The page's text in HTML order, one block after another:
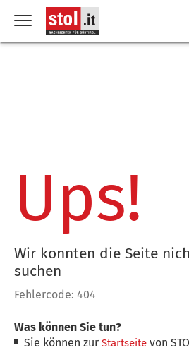
Ups!
Wir konnten die Seite
suchen
Fehlercode: 404
Was können Sie tun?
Sie können zurStartseite von